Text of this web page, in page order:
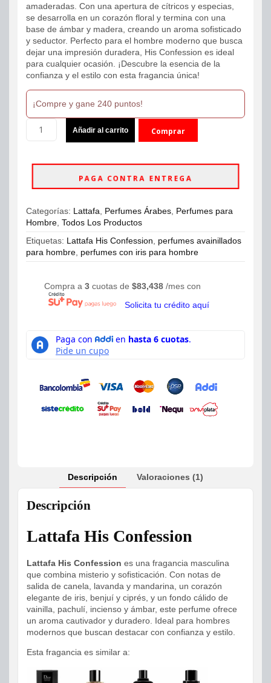
amaderadas. Con una apertura de cítricos y especias,
se desarrolla en un corazón floral y termina con una
base de ámbar y madera, creando un aroma sofisticado
y seductor. Perfecto para el hombre moderno que busca
dejar una impresión duradera, His Confession es ideal
para cualquier ocasión. ¡Descubre la esencia de la
confianza y el estilo con esta fragancia única!
¡Compre y gane 240 puntos!
Lattafa
Hombre
Añadir al carrito Comprar
PAGA CONTRA ENTREGA
Categorías: Lattafa Perfumes Árabes Perfumes para
Hombre Todos Los Productos
Etiquetas: Lattafa His Confession
perfumes avainillados
para hombre perfumes con iris para hombre
Compra a 3 cuotas de $83,438 /mes con
Solicita tu crédito aquí
Descripción Valoraciones (1)
Descripción
Lattafa His Confession
Lattafa His Confession es una fragancia masculina
que combina misterio y sofisticación. Con notas de
salida de canela, lavanda y mandarina, un corazón
elegante de iris, benjuí y ciprés, y un fondo cálido de
vainilla, pachulí, incienso y ámbar, este perfume ofrece
un aroma cautivador y duradero. Ideal para hombres
modernos que buscan destacar con confianza y estilo.
Esta fragancia es similar a: